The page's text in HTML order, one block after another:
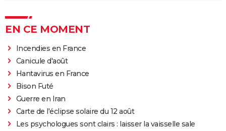
EN CE MOMENT
Incendies en France
Canicule d'août
Hantavirus en France
Bison Futé
Guerre en Iran
Carte de l'éclipse solaire du 12 août
Les psychologues sont clairs : laisser la vaisselle sale